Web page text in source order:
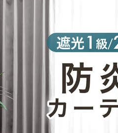
開店に伴い防炎カーテンが必
が無く困っていたところ、ネ
開店に伴い、役場に申請に行
知り、地元で販売している店
ト検索でこちらを見つけまし
で即配達をお願いしましたが、
店に間に合いました。